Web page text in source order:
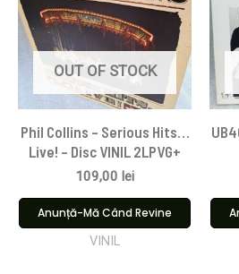
OUT OF STOCK
Phil Collins – Serious Hits…
Live! – Disc VINIL 2LPVG+
109,00 lei
Anunță-Mă Când Revine
VINIL